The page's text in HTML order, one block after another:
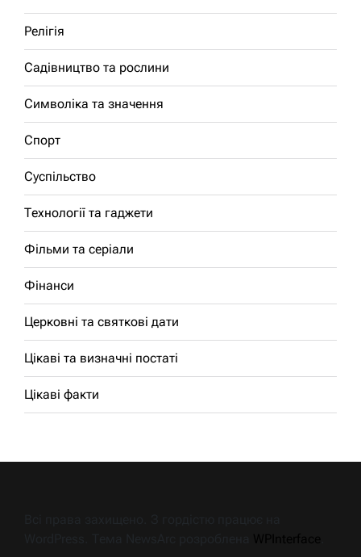
Релігія
Садівництво та рослини
Символіка та значення
Спорт
Суспільство
Технології та гаджети
Фільми та серіали
Фінанси
Церковні та святкові дати
Цікаві та визначні постаті
Цікаві факти